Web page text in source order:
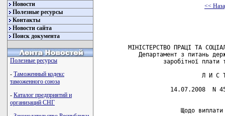
Новости
Полезные ресурсы
Контакты
Новости сайта
Поиск документа
Полезные ресурсы
- Таможенный кодекс
таможенного союза
- Каталог предприятий и
организаций СНГ
<<
МІНІСТЕРСТВО ПРАЦІ ТА
Департамент з питань
заробітної плати
Л И С
14.07.2008  N
Щодо виплати